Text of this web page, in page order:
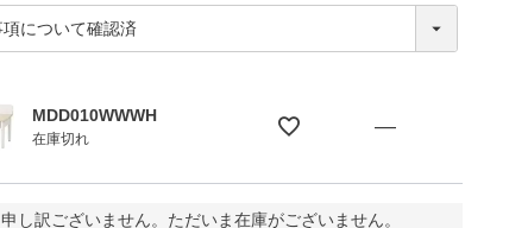
MDD010WWWH
在庫切れ
—
申し訳ございません。ただいま在庫がございません。